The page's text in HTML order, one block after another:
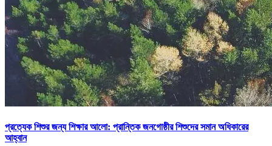
প্রত্যেক শিশুর জন্য শিক্ষার আলো: প্রান্তিক জনগোষ্ঠীর শিশুদের সমান অধিকারের
আহ্বান